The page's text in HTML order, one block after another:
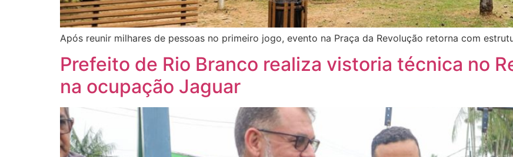
Após reunir milhares de pessoas no primeiro jogo, evento na Praça da Revolução retorna com
Prefeito de Rio Branco realiza vistoria técnica no
na ocupação Jaguar